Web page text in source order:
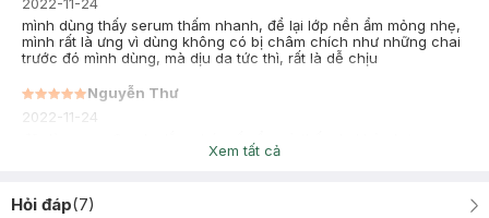
mình dùng thấy serum thấm nhanh, để lại lớp nền ẩm mỏng nhẹ,
mình rất là ưng vì dùng không có bị châm chích như những chai
trước đó mình dùng, mà dịu da tức thì, rất là dễ chịu
Nguyễn Thư
2022-11-24
hasaki gần mình có bán mà nay mua web lun cho tiện
Xem tất cả
Hỏi đáp(7)